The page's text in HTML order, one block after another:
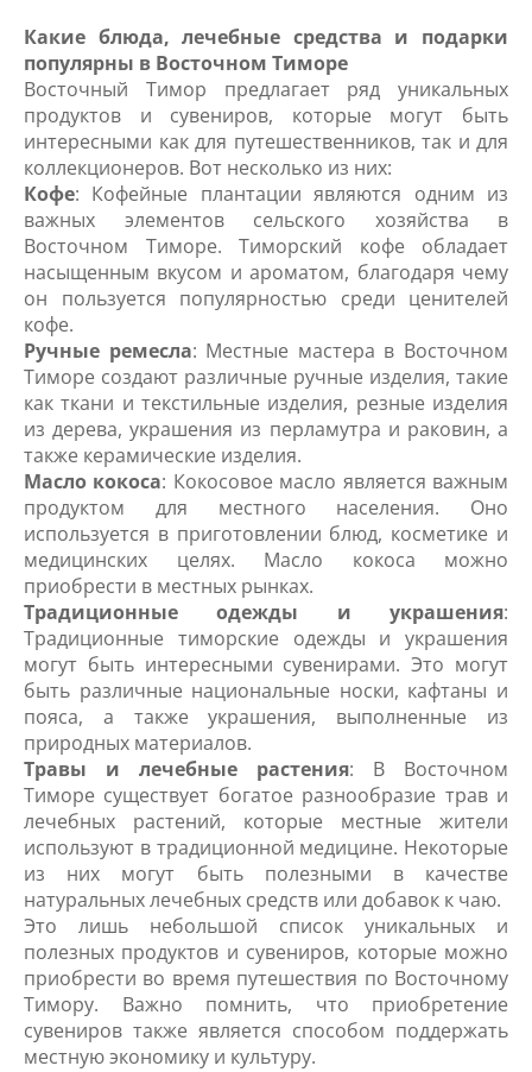
Какие блюда, лечебные средства и подарки
популярны в Восточном Тиморе
Восточный Тимор предлагает ряд уникальных
продуктов и сувениров, которые могут быть
интересными как для путешественников, так и для
коллекционеров. Вот несколько из них:
Кофе: Кофейные плантации являются одним из
важных элементов сельского хозяйства в
Восточном Тиморе. Тиморский кофе обладает
насыщенным вкусом и ароматом, благодаря чему
он пользуется популярностью среди ценителей
кофе.
Ручные ремесла: Местные мастера в Восточном
Тиморе создают различные ручные изделия, такие
как ткани и текстильные изделия, резные изделия
из дерева, украшения из перламутра и раковин, а
также керамические изделия.
Масло кокоса: Кокосовое масло является важным
продуктом для местного населения. Оно
используется в приготовлении блюд, косметике и
медицинских целях. Масло кокоса можно
приобрести в местных рынках.
Традиционные одежды и украшения:
Традиционные тиморские одежды и украшения
могут быть интересными сувенирами. Это могут
быть различные национальные носки, кафтаны и
пояса, а также украшения, выполненные из
природных материалов.
Травы и лечебные растения: В Восточном
Тиморе существует богатое разнообразие трав и
лечебных растений, которые местные жители
используют в традиционной медицине. Некоторые
из них могут быть полезными в качестве
натуральных лечебных средств или добавок к чаю.
Это лишь небольшой список уникальных и
полезных продуктов и сувениров, которые можно
приобрести во время путешествия по Восточному
Тимору. Важно помнить, что приобретение
сувениров также является способом поддержать
местную экономику и культуру.